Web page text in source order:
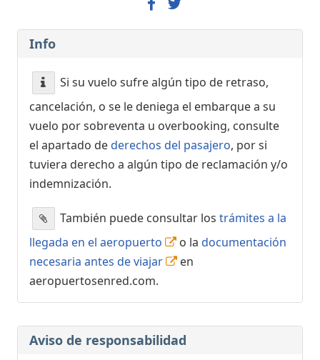
Info
Si su vuelo sufre algún tipo de retraso,
cancelación, o se le deniega el embarque a su
vuelo por sobreventa u overbooking, consulte
el apartado dederechos del pasajero, por si
tuviera derecho a algún tipo de reclamación y/o
indemnización.
También puede consultar los trámites a la
llegada en el aeropuerto
o la documentación
necesaria antes de viajar
en
aeropuertosenred.com.
Aviso de responsabilidad